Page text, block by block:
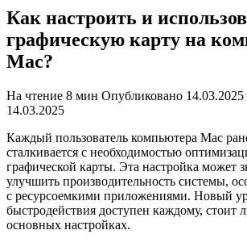
Как настроить и
графическую карту на
Mac?
На чтение 8 мин Опубликовано 14.03.2025
14.03.2025
Каждый пользователь компьютера Mac
сталкивается с необходимостью
графической карты. Эта настройка может
улучшить производительность системы,
с ресурсоемкими приложениями. Новый
быстродействия доступен каждому, стоит
основных настройках.